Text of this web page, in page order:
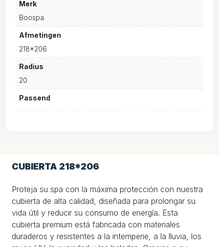
Merk
Boospa
Afmetingen
218*206
Radius
20
Passend
CUBIERTA 218*206
Proteja su spa con la máxima protección con nuestra
cubierta de alta calidad, diseñada para prolongar su
vida útil y reducir su consumo de energía. Esta
cubierta premium está fabricada con materiales
duraderos y resistentes a la intemperie, a la lluvia, los